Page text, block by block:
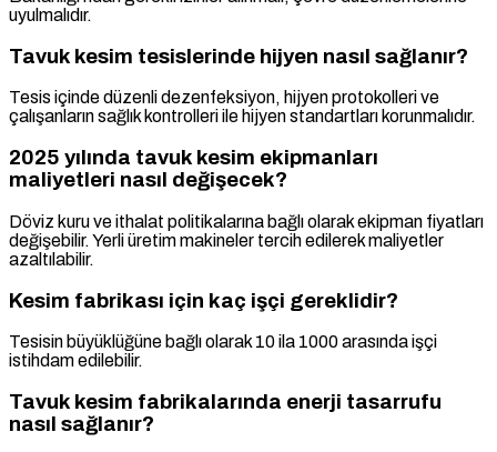
uyulmalıdır.
Tavuk kesim tesislerinde hijyen nasıl sağlanır?
Tesis içinde düzenli dezenfeksiyon, hijyen protokolleri ve
çalışanların sağlık kontrolleri ile hijyen standartları korunmalıdır.
2025 yılında tavuk kesim ekipmanları
maliyetleri nasıl değişecek?
Döviz kuru ve ithalat politikalarına bağlı olarak ekipman fiyatları
değişebilir. Yerli üretim makineler tercih edilerek maliyetler
azaltılabilir.
Kesim fabrikası için kaç işçi gereklidir?
Tesisin büyüklüğüne bağlı olarak 10 ila 1000 arasında işçi
istihdam edilebilir.
Tavuk kesim fabrikalarında enerji tasarrufu
nasıl sağlanır?